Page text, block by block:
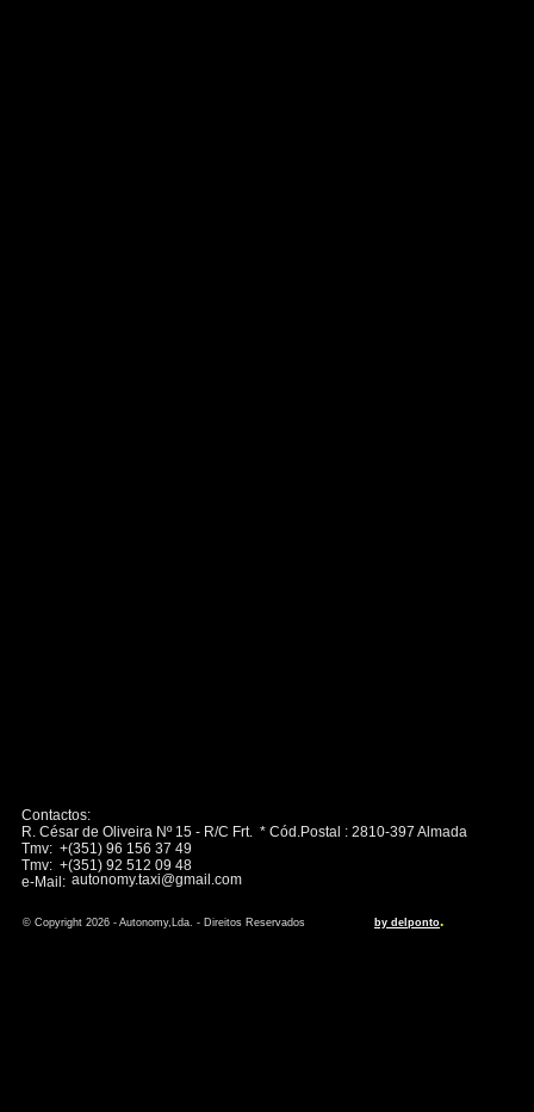
Contactos:
R. César de Oliveira Nº 15 - R/C Frt. * Cód.Postal : 2810-397 Almada
Tmv: +(351) 96 156 37 49
Tmv: +(351) 92 512 09 48
e-Mail:
© Copyright 2026 - Autonomy,Lda. - Direitos Reservados by delponto.
autonomy.taxi@gmail.com